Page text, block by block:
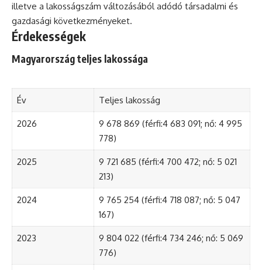
illetve a lakosságszám változásából adódó társadalmi és
gazdasági következményeket.
Érdekességek
Magyarország teljes lakossága
Év Teljes lakosság
2026
9 678 869 (férfi:4 683 091; nő: 4 995
778)
2025
9 721 685 (férfi:4 700 472; nő: 5 021
213)
2024
9 765 254 (férfi:4 718 087; nő: 5 047
167)
2023
9 804 022 (férfi:4 734 246; nő: 5 069
776)